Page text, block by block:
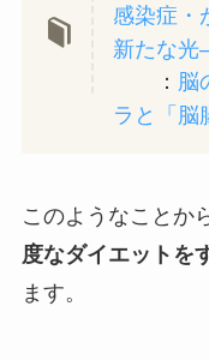
感染症・
新たな
： 脳
ラと「脳
このようなことか
度なダイエットを
ます。